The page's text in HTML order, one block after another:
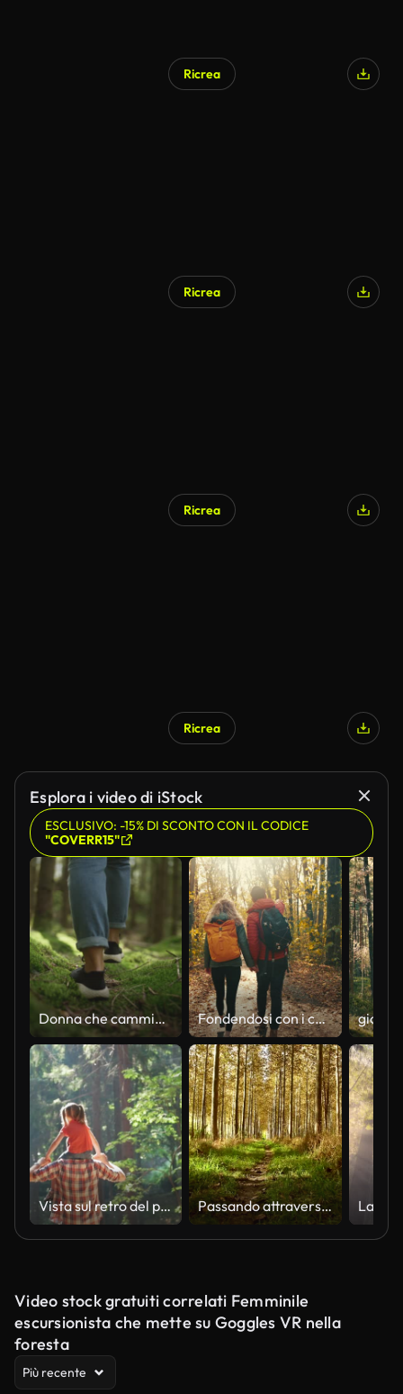
Ricrea
Ricrea
Ricrea
Ricrea
Esplora i video di iStock
ESCLUSIVO: -15% DI SCONTO CON IL CODICE
"COVERR15"
Donna che cammina attraverso una foresta in Scandinavia Fondendosi con i colori autunnali.
Vista sul retro del padre che fa un giro in piggyback alla figlia che cammina nella foresta. Padre che tiene la figlia sulle spalle facendo escursioni lungo il sentiero della foresta. Padre e figlia a piedi sul sentiero della foresta insieme Passando attraverso la lussureggiante foresta piano
Video stock gratuiti correlati Femminile
escursionista che mette su Goggles VR nella
foresta
Più recente